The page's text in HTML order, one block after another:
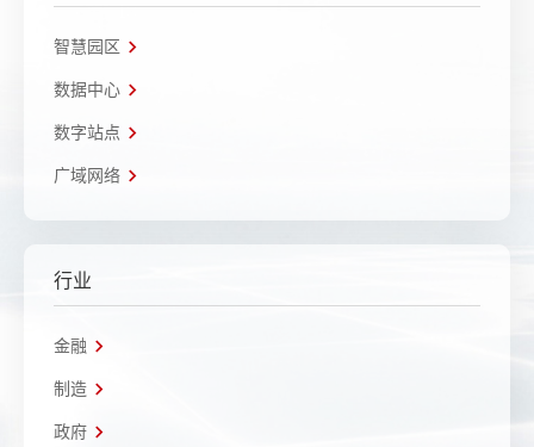
智慧园区
数据中心
数字站点
广域网络
行业
金融
制造
政府